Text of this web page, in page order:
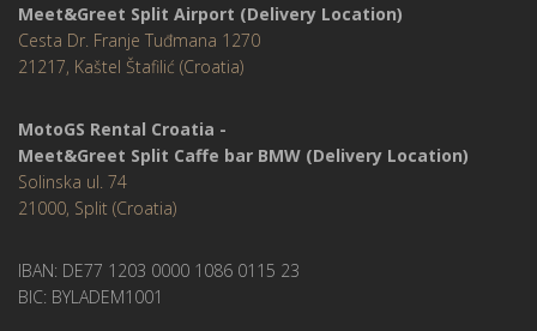
Meet&Greet Split Airport (Delivery Location)
Cesta Dr. Franje Tuđmana 1270
21217, Kaštel Štafilić (Croatia)
MotoGS Rental Croatia -
Meet&Greet Split Caffe bar BMW (Delivery Location)
Solinska ul. 74
21000, Split (Croatia)
IBAN: DE77 1203 0000 1086 0115 23
BIC: BYLADEM1001